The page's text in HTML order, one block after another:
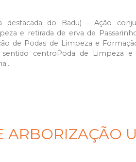
destacada do Badu) - Ação
e retirada de erva de
de Podas de Limpeza e
sentido centroPoda de Limpeza
ARBORIZAÇÃO